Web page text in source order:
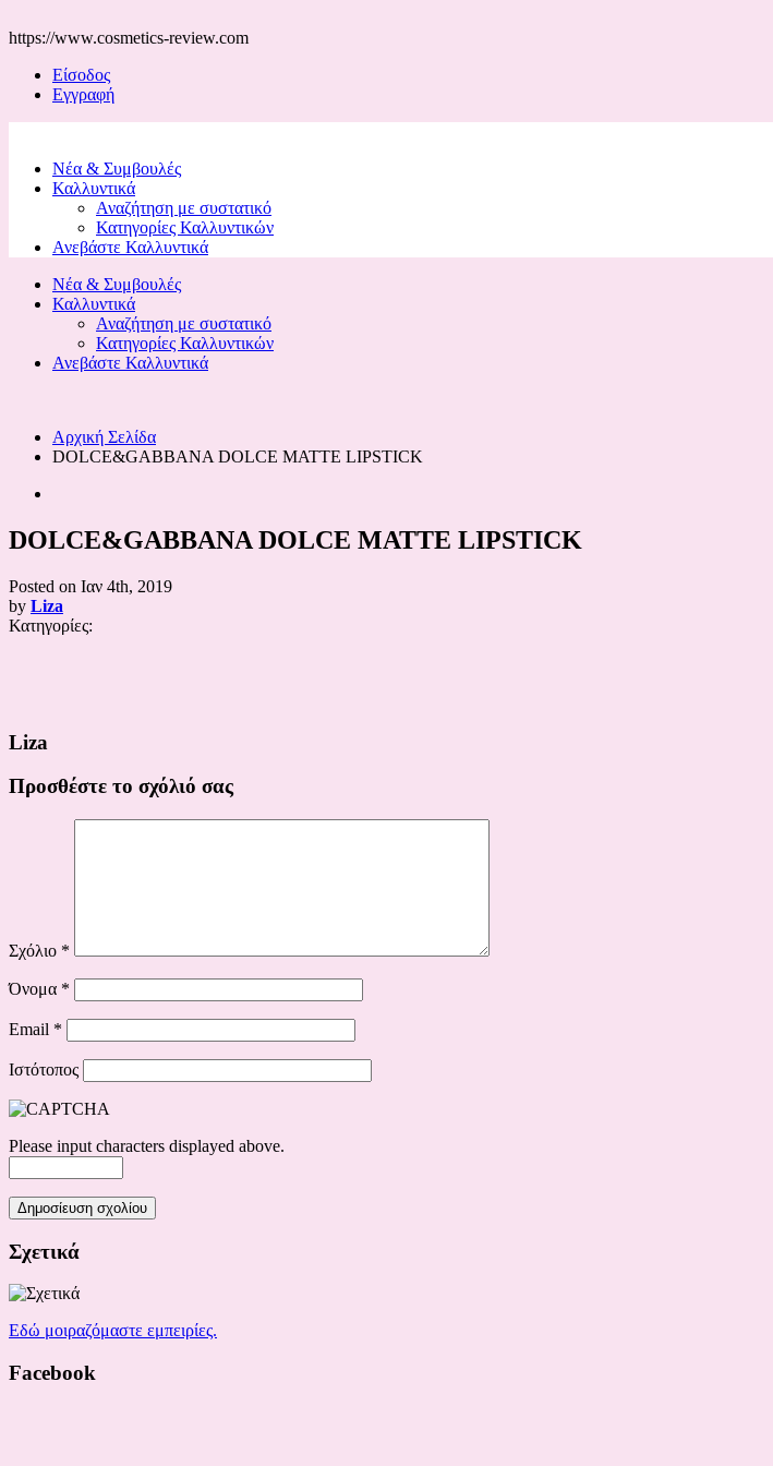
https://www.cosmetics-review.com
Είσοδος
Εγγραφή
Νέα & Συμβουλές
Καλλυντικά
Αναζήτηση με συστατικό
Κατηγορίες Καλλυντικών
Ανεβάστε Καλλυντικά
Νέα & Συμβουλές
Καλλυντικά
Αναζήτηση με συστατικό
Κατηγορίες Καλλυντικών
Ανεβάστε Καλλυντικά
Αρχική Σελίδα
DOLCE&GABBANA DOLCE MATTE LIPSTICK
DOLCE&GABBANA DOLCE MATTE LIPSTICK
Posted on Ιαν 4th, 2019
by Liza
Κατηγορίες:
Liza
Προσθέστε το σχόλιό σας
Σχόλιο *
Όνομα *
Email *
Ιστότοπος
Please input characters displayed above.
Σχετικά
Εδώ μοιραζόμαστε εμπειρίες.
Facebook